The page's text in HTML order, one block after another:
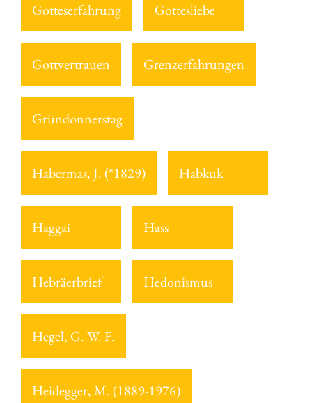
Gotteserfahrung Gottesliebe
Gottvertrauen Grenzerfahrungen
Gründonnerstag
Habermas, J. (*1829) Habkuk
Haggai Hass
Hebräerbrief Hedonismus
Hegel, G. W. F.
Heidegger, M. (1889-1976)